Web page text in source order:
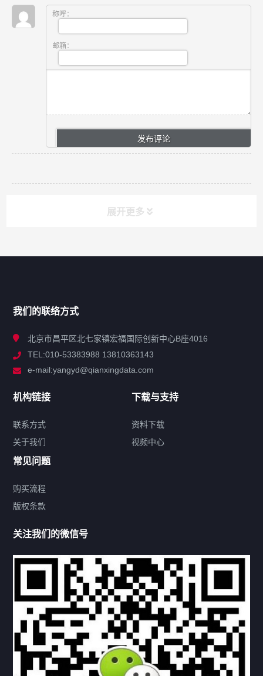
称呼：
邮箱：
展开更多
解决方案
联系方式
热门标签
机构链接
联系方式 关于我们
下载与支持
资料下载 视频中心
常见问题
购买流程 版权条款
我们的联络方式
北京市昌平区北七家镇宏福国际创新中心B座4016
TEL:010-53383988 13810363143
e-mail:yangyd@qianxingdata.com
机构链接
联系方式
关于我们
下载与支持
资料下载
视频中心
常见问题
购买流程
版权条款
关注我们的微信号